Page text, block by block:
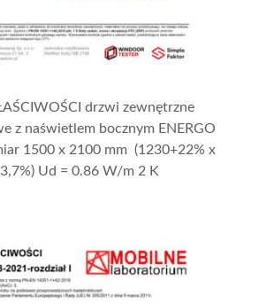
drzwi zewnętrzne
z naświetlem bocznym ENERGO
1500 x 2100 mm (1230+22% x
Ud = 0.86 W/m 2 K